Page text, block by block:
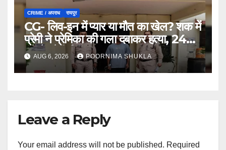
CRIME / अपराध रायपुर
CG- लिव-इन में प्यार या मौत का खेल? शक में
प्रेमी ने प्रेमिका की गला दबाकर हत्या, 24
घंटे में प्रेमी गिरफ्तार…
AUG 6, 2026 POORNIMA SHUKLA
Leave a Reply
Your email address will not be published. Required